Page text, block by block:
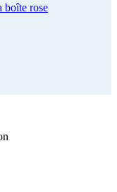
boîte rose